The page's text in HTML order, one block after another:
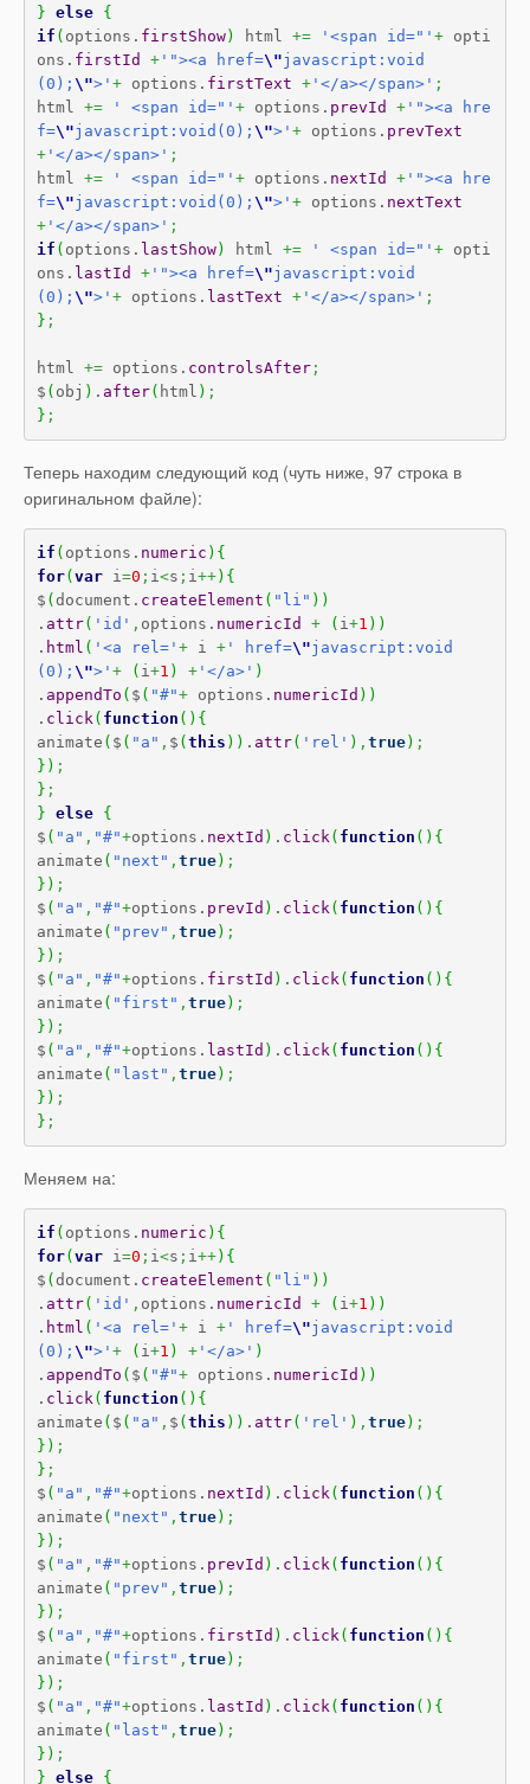
} else {
if ( options. firstShow) html += '<span id="' + opti
ons. firstId + '"><a href=\"javascript:void
(0); \">' + options. firstText + '</a></span>' ;
html += ' <span id="' + options. prevId + '"><a hre
f=\"javascript:void(0); \">' + options. prevText
+ '</a></span>' ;
html += ' <span id="' + options. nextId + '"><a hre
f=\"javascript:void(0); \">' + options. nextText
+ '</a></span>' ;
if ( options. lastShow) html += ' <span id="' + opti
ons. lastId + '"><a href=\"javascript:void
(0); \">' + options. lastText + '</a></span>' ;
} ;
html += options. controlsAfter ;
$ ( obj ) . after( html ) ;
} ;
Теперь находим следующий код (чуть ниже, 97 строка в
оригинальном файле):
if ( options. numeric ) {
for( var i=0 ; i<s ; i++) {
$ ( document. createElement ( "li" ) )
. attr( 'id' , options. numericId + ( i+1 ) )
. html ( '<a rel=' + i + ' href=\"javascript:void
(0); \">' + ( i+1 ) + '</a>' )
. appendTo ( $ ( "#"+ options. numericId ) )
. click( function ( ) {
animate ( $ ( "a" , $ ( this ) ) . attr( 'rel' ) , true) ;
} ) ;
} ;
} else {
$ ( "a" , "#"+options. nextId ) . click( function ( ) {
animate ( "next" , true) ;
} ) ;
$ ( "a" , "#"+options. prevId ) . click( function ( ) {
animate ( "prev" , true) ;
} ) ;
$ ( "a" , "#"+options. firstId ) . click( function ( ) {
animate ( "first" , true) ;
} ) ;
$ ( "a" , "#"+options. lastId ) . click( function ( ) {
animate ( "last" , true) ;
} ) ;
} ;
Меняем на:
if ( options. numeric ) {
for( var i=0 ; i<s ; i++) {
$ ( document. createElement ( "li" ) )
. attr( 'id' , options. numericId + ( i+1 ) )
. html ( '<a rel=' + i + ' href=\"javascript:void
(0); \">' + ( i+1 ) + '</a>' )
. appendTo ( $ ( "#"+ options. numericId ) )
. click( function ( ) {
animate ( $ ( "a" , $ ( this ) ) . attr( 'rel' ) , true) ;
} ) ;
} ;
$ ( "a" , "#"+options. nextId ) . click( function ( ) {
animate ( "next" , true) ;
} ) ;
$ ( "a" , "#"+options. prevId ) . click( function ( ) {
animate ( "prev" , true) ;
} ) ;
$ ( "a" , "#"+options. firstId ) . click( function ( ) {
animate ( "first" , true) ;
} ) ;
$ ( "a" , "#"+options. lastId ) . click( function ( ) {
animate ( "last" , true) ;
} ) ;
} else {